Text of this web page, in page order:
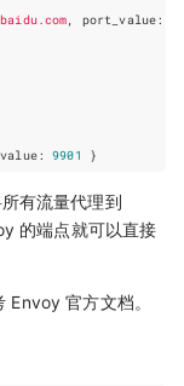
, port_value:
: 9901 }
有流量代理到
的端点就可以直接
官方文档。